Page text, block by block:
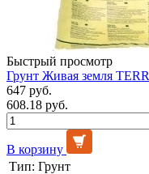
Быстрый просмотр
Грунт Живая земля
647 руб.
608.18 руб.
В корзину
Тип: Грунт